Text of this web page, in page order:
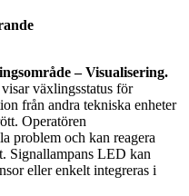
– Visualisering.
växlingsstatus för
från andra tekniska enheter
Operatören
problem och kan reagera
Signallampans LED kan
eller enkelt integreras i